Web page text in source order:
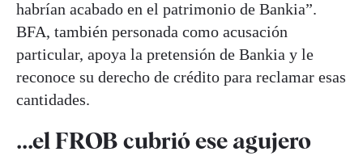
habrían acabado en el patrimonio de Bankia”.
BFA, también personada como acusación
particular, apoya la pretensión de Bankia y le
reconoce su derecho de crédito para reclamar esas
cantidades.
...el FROB cubrió ese agujero